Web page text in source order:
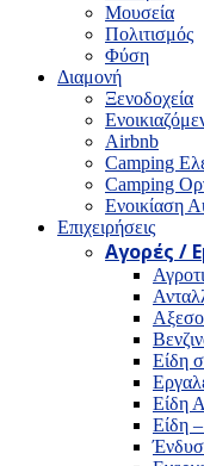
Μουσεία
Πολιτισμός
Φύση
Διαμονή
Ξενοδοχεία
Airbnb
Camping
Camping
Ενοικίαση
Επιχειρήσεις
Αγορές /
Είδη
Είδη
Είδη